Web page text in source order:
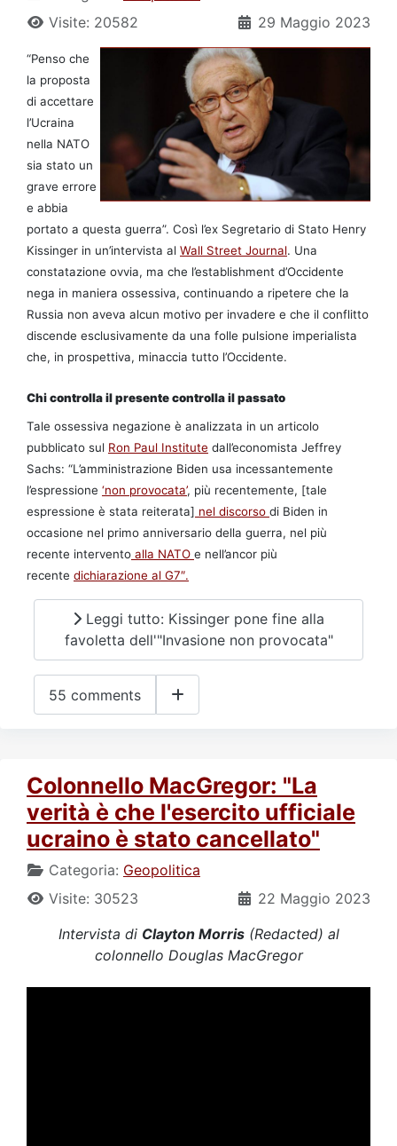
29 Maggio 2023
Visite: 20582
“Penso che
la proposta
di accettare
l’Ucraina
nella NATO
sia stato un
grave errore
e abbia
portato a questa guerra”. Così l’ex Segretario di Stato Henry
Kissinger in un’intervista al Wall Street Journal. Una
constatazione ovvia, ma che l’establishment d’Occidente
nega in maniera ossessiva, continuando a ripetere che la
Russia non aveva alcun motivo per invadere e che il conflitto
discende esclusivamente da una folle pulsione imperialista
che, in prospettiva, minaccia tutto l’Occidente.
Chi controlla il presente controlla il passato
Tale ossessiva negazione è analizzata in un articolo
pubblicato sul Ron Paul Institute dall’economista Jeffrey
Sachs: “L’amministrazione Biden usa incessantemente
l’espressione ‘non provocata’, più recentemente, [tale
espressione è stata reiterata] nel discorso di Biden in
occasione nel primo anniversario della guerra, nel più
recente intervento alla NATO e nell’ancor più
recente dichiarazione al G7″.
Leggi tutto: Kissinger pone fine alla
favoletta dell'"Invasione non provocata"
55 comments
Colonnello MacGregor: "La
verità è che l'esercito ufficiale
ucraino è stato cancellato"
Categoria: Geopolitica
22 Maggio 2023
Visite: 30523
Intervista di Clayton Morris(Redacted) al
colonnello Douglas MacGregor